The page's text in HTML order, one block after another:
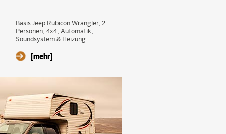
Basis Jeep Rubicon Wrangler, 2
Personen, 4x4, Automatik,
Soundsystem & Heizung
[mehr]